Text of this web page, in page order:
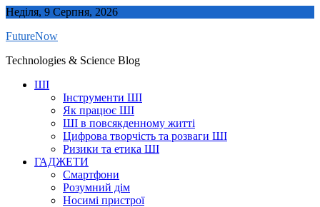
Skip
content
Неділя, 9 Серпня, 2026
FutureNow
Technologies & Science Blog
ШІ
Інструменти ШІ
Як працює ШІ
ШІ в повсякденному житті
Цифрова творчість та розваги ШІ
Ризики та етика ШІ
ГАДЖЕТИ
Смартфони
Розумний дім
Носимі пристрої